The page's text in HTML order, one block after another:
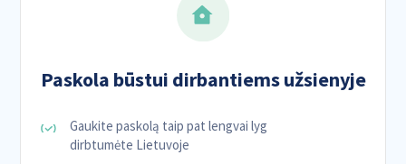
Paskola būstui dirbantiems užsienyje
Gaukite paskolą taip pat lengvai lyg
dirbtumėte Lietuvoje